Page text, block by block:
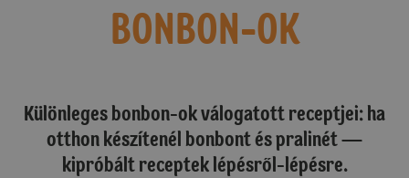
BONBON-OK
Különleges bonbon-ok válogatott receptjei: ha
otthon készítenél bonbont és pralinét —
kipróbált receptek lépésről-lépésre.